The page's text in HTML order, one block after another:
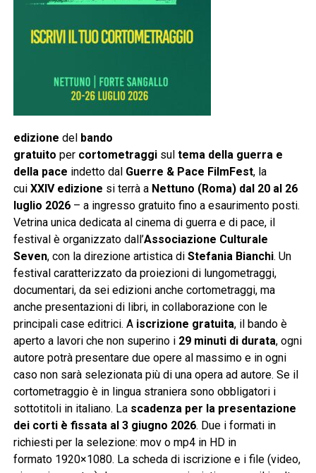
edizione del bando
gratuito per cortometraggisul tema della guerra e
della pace indetto dal Guerre & Pace FilmFest, la
cui XXIV edizione si terrà a Nettuno (Roma) dal 20 al 26
luglio 2026– a ingresso gratuito fino a esaurimento posti.
Vetrina unica dedicata al cinema di guerra e di pace, il
festival è organizzato dall’Associazione Culturale
Seven, con la direzione artistica di Stefania Bianchi. Un
festival caratterizzato da proiezioni di lungometraggi,
documentari, da sei edizioni anche cortometraggi, ma
anche presentazioni di libri, in collaborazione con le
principali case editrici. A iscrizione gratuita, il bando è
aperto a lavori che non superino i 29 minuti di durata, ogni
autore potrà presentare due opere al massimo e in ogni
caso non sarà selezionata più di una opera ad autore. Se il
cortometraggio è in lingua straniera sono obbligatori i
sottotitoli in italiano. Lascadenza per la presentazione
dei corti è fissata al 3 giugno 2026. Due i formati in
richiesti per la selezione: mov o mp4 in HD in
formato 1920×1080. La scheda di iscrizione e i file (video,